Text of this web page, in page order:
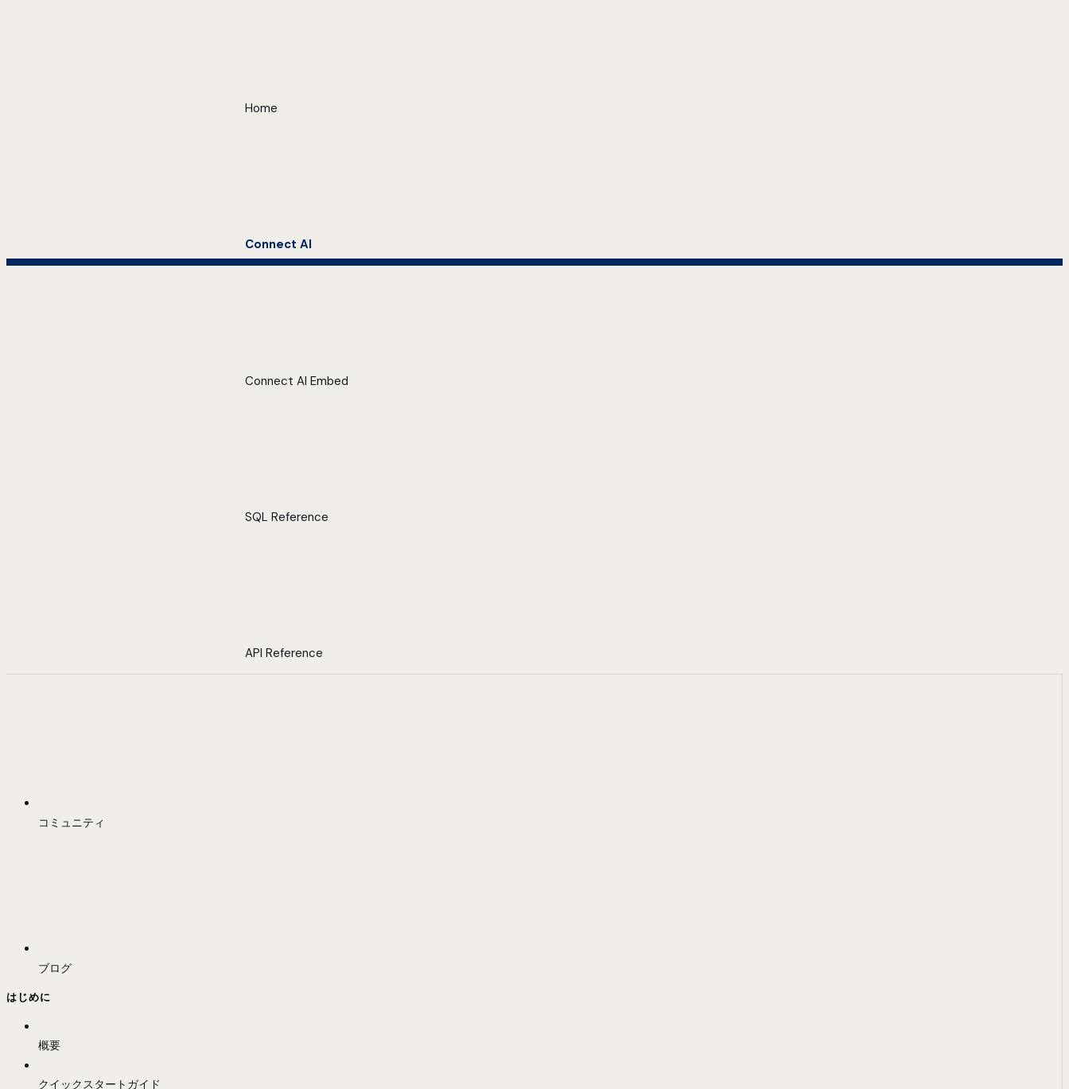
Home
Connect AI
Connect AI Embed
SQL Reference
API Reference
コミュニティ
ブログ
はじめに
概要
クイックスタートガイド